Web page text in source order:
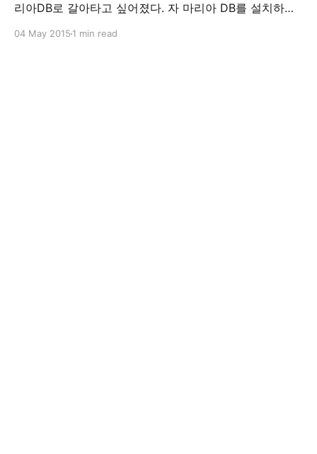
리아DB로 갈아타고 싶어졌다. 자 마리아 DB를 설치하자.
server 2. 기존 mysql 디렉토리를 제거한다. 여기서는 백
04 May 2015 1 min read